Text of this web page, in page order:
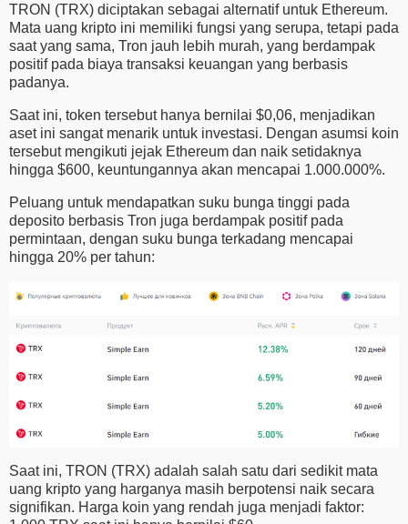
TRON (TRX) diciptakan sebagai alternatif untuk Ethereum.
Mata uang kripto ini memiliki fungsi yang serupa, tetapi pada
saat yang sama, Tron jauh lebih murah, yang berdampak
positif pada biaya transaksi keuangan yang berbasis
padanya.
Saat ini, token tersebut hanya bernilai $0,06, menjadikan
aset ini sangat menarik untuk investasi. Dengan asumsi koin
tersebut mengikuti jejak Ethereum dan naik setidaknya
hingga $600, keuntungannya akan mencapai 1.000.000%.
Peluang untuk mendapatkan suku bunga tinggi pada
deposito berbasis Tron juga berdampak positif pada
permintaan, dengan suku bunga terkadang mencapai
hingga 20% per tahun:
Saat ini, TRON (TRX) adalah salah satu dari sedikit mata
uang kripto yang harganya masih berpotensi naik secara
signifikan. Harga koin yang rendah juga menjadi faktor: